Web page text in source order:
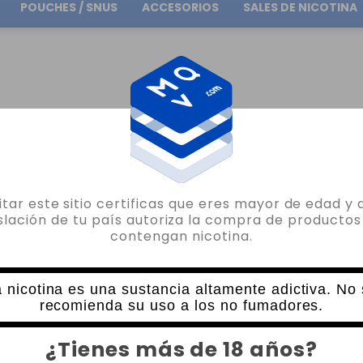
este sitio certificas que eres mayor de edad y
de tu país autoriza la compra de productos
contengan nicotina.
nicotina es una sustancia altamente adictiva. No
recomienda su uso a los no fumadores.
¿Tienes más de 18 años?
Envío gratuito en pedidos superiores a 30.00€
POUCHES / SNUS ACCESORIOS SALES DE NICOTINA
BALROG TANK OCC 1 X COIL 1.8 OHM
0 VALORACIONES
1,93€ 3,50€
CANTIDAD
- +